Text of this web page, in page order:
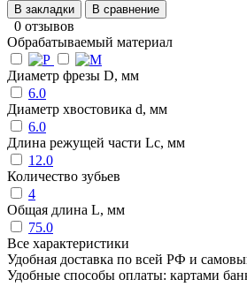
В закладки В сравнение
0 отзывов
Обрабатываемый материал
Диаметр фрезы D, мм
6.0
Диаметр хвостовика d, мм
6.0
Длина режущей части Lc, мм
12.0
Количество зубьев
4
Общая длина L, мм
75.0
Все характеристики
Удобная доставка по всей РФ и
Удобные способы оплаты: картами